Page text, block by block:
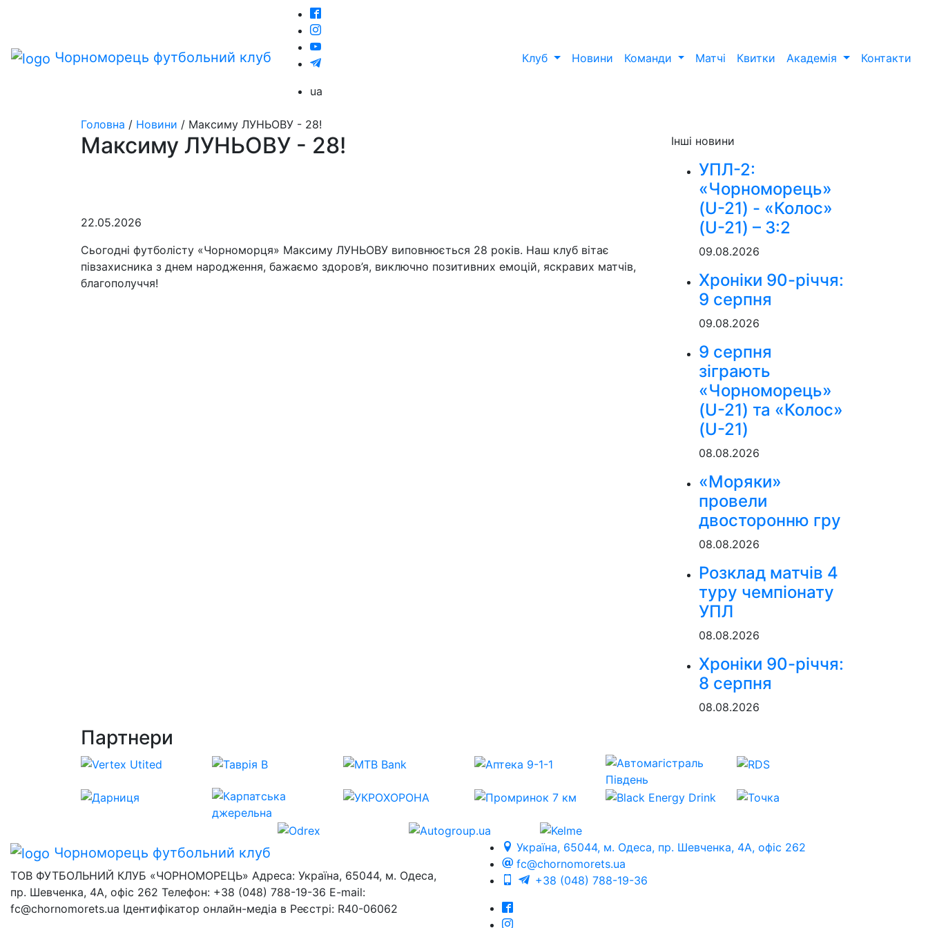
Чорноморець футбольний клуб
ua
Клуб Новини Команди Матчі Квитки Академія Контакти
Головна / Новини / Максиму ЛУНЬОВУ - 28!
Максиму ЛУНЬОВУ - 28!
22.05.2026
Сьогодні футболісту «Чорноморця» Максиму ЛУНЬОВУ виповнюється 28 років. Наш клуб вітає
півзахисника з днем народження, бажаємо здоров’я, виключно позитивних емоцій, яскравих матчів,
благополуччя!
Інші новини
УПЛ-2:
«Чорноморець»
(U-21) - «Колос»
(U-21) – 3:2
09.08.2026
Хроніки 90-річчя:
9 серпня
09.08.2026
9 серпня
зіграють
«Чорноморець»
(U-21) та «Колос»
(U-21)
08.08.2026
«Моряки»
провели
двосторонню гру
08.08.2026
Розклад матчів 4
туру чемпіонату
УПЛ
08.08.2026
Хроніки 90-річчя:
8 серпня
08.08.2026
Партнери
Чорноморець футбольний клуб
ТОВ ФУТБОЛЬНИЙ КЛУБ «ЧОРНОМОРЕЦЬ» Адреса: Україна, 65044, м. Одеса,
пр. Шевченка, 4А, офіс 262 Телефон: +38 (048) 788-19-36 E-mail:
fc@chornomorets.ua Ідентифікатор онлайн-медіа в Реєстрі: R40-06062
Україна, 65044, м. Одеса, пр. Шевченка, 4А, офіс 262
fc@chornomorets.ua
+38 (048) 788-19-36